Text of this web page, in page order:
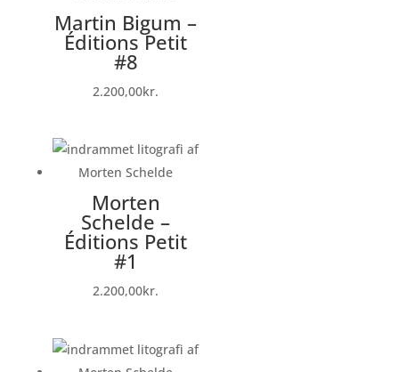
Martin Bigum –
Éditions Petit
#8
2.200,00kr.
Morten
Schelde –
Éditions Petit
#1
2.200,00kr.